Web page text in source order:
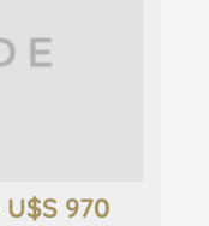
U$S 970